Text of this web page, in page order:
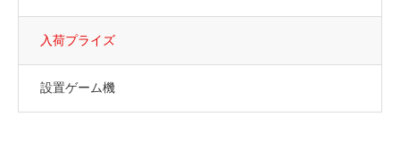
入荷プライズ
設置ゲーム機